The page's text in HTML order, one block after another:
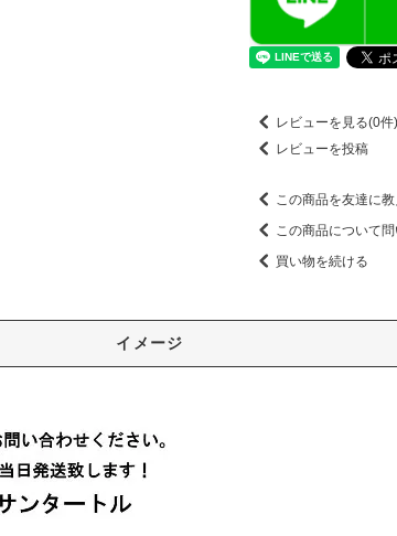
レビューを見る(0件)
レビューを投稿
この商品を友達に
この商品について
買い物を続ける
イメージ